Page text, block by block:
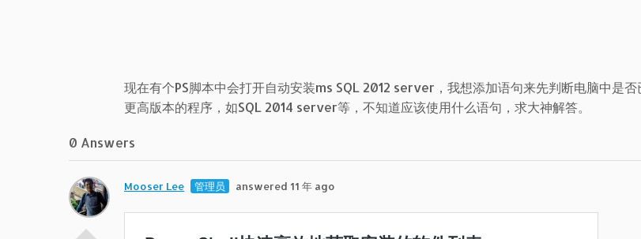
现在有个PS脚本中会打开自动安装ms SQL 2012 server，我想添加语句来先判断电脑中是
更高版本的程序，如SQL 2014 server等，不知道应该使用什么语句，求大神解答。
0 Answers
Mooser Lee 管理员 answered 11 年 ago